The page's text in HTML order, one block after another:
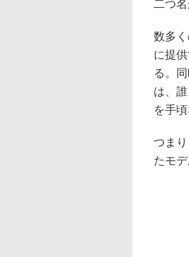
二つ
数多
に提
る。
は、
を手
つま
たモデ